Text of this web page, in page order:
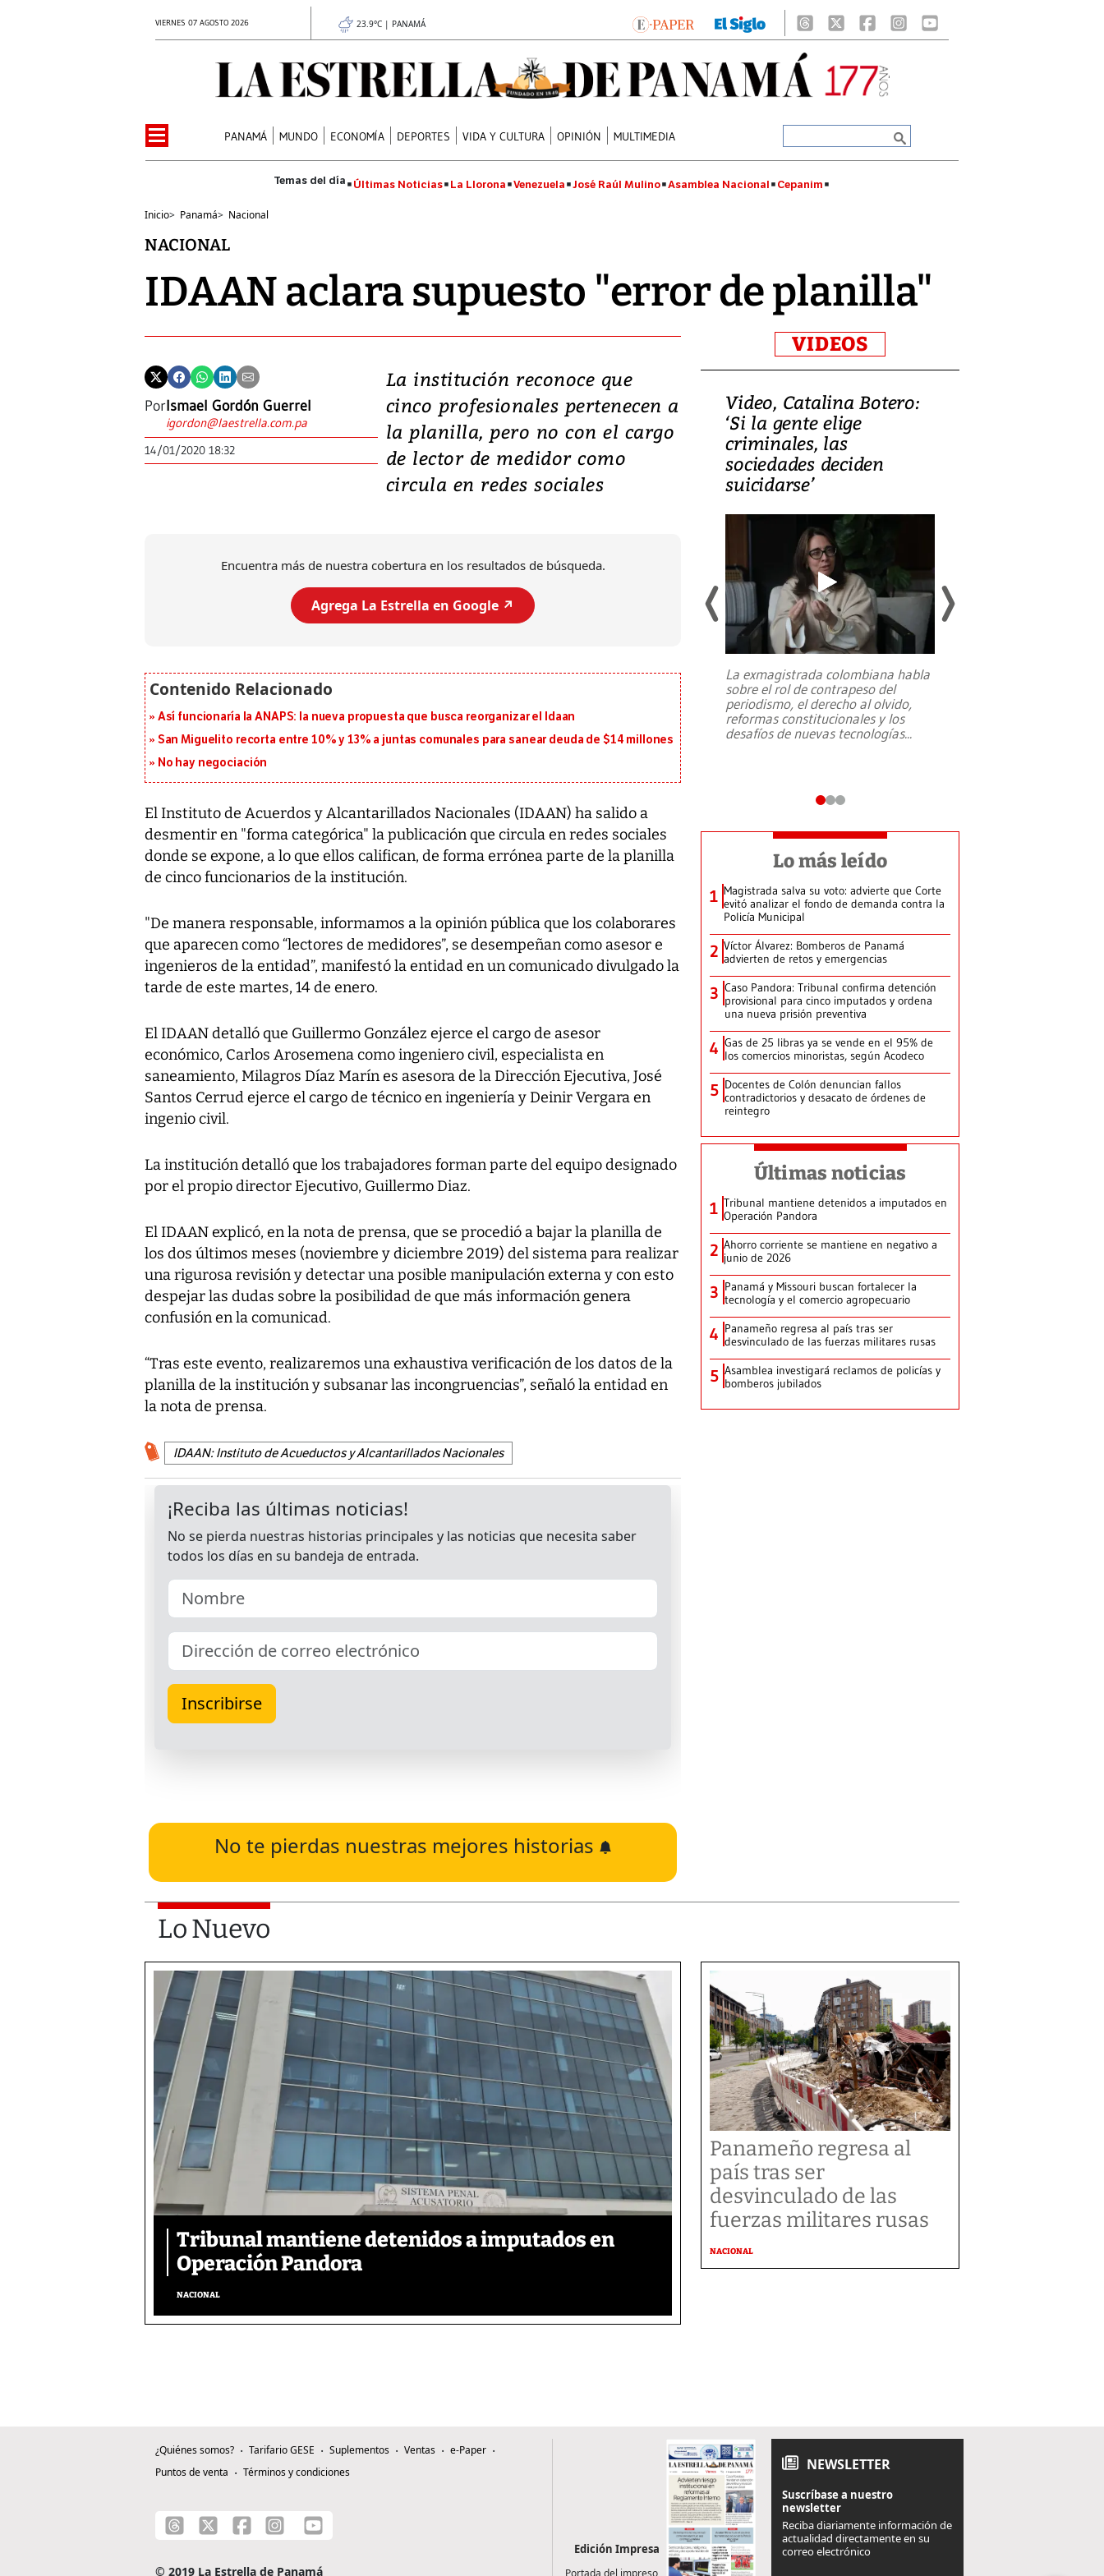
VIERNES 07 AGOSTO 2026 23.9°C | PANAMÁ
PANAMÁ MUNDO ECONOMÍA DEPORTES VIDA Y CULTURA OPINIÓN MULTIMEDIA
Últimas Noticias La Llorona Venezuela José Raúl Mulino Asamblea Nacional Cepanim
Inicio> Panamá> Nacional
NACIONAL
IDAAN aclara supuesto "error de planilla"
PorIsmael Gordón Guerrel
igordon@laestrella.com.pa
14/01/2020 18:32
La institución reconoce que
cinco profesionales pertenecen a
la planilla, pero no con el cargo
de lector de medidor como
circula en redes sociales
Encuentra más de nuestra cobertura en los resultados de búsqueda.
Agrega La Estrella en Google ↗️
Así funcionaría la ANAPS: la nueva propuesta que busca reorganizar el Idaan
San Miguelito recorta entre 10% y 13% a juntas comunales para sanear deuda de $14 millones
No hay negociación
El Instituto de Acuerdos y Alcantarillados Nacionales (IDAAN) ha salido a
desmentir en "forma categórica" la publicación que circula en redes sociales
donde se expone, a lo que ellos califican, de forma errónea parte de la planilla
de cinco funcionarios de la institución.
"De manera responsable, informamos a la opinión pública que los colaborares
que aparecen como “lectores de medidores”, se desempeñan como asesor e
ingenieros de la entidad”, manifestó la entidad en un comunicado divulgado la
tarde de este martes, 14 de enero.
El IDAAN detalló que Guillermo González ejerce el cargo de asesor
económico, Carlos Arosemena como ingeniero civil, especialista en
saneamiento, Milagros Díaz Marín es asesora de la Dirección Ejecutiva, José
Santos Cerrud ejerce el cargo de técnico en ingeniería y Deinir Vergara en
ingenio civil.
La institución detalló que los trabajadores forman parte del equipo designado
por el propio director Ejecutivo, Guillermo Diaz.
El IDAAN explicó, en la nota de prensa, que se procedió a bajar la planilla de
los dos últimos meses (noviembre y diciembre 2019) del sistema para realizar
una rigurosa revisión y detectar una posible manipulación externa y con esto
despejar las dudas sobre la posibilidad de que más información genera
confusión en la comunicad.
“Tras este evento, realizaremos una exhaustiva verificación de los datos de la
planilla de la institución y subsanar las incongruencias”, señaló la entidad en
la nota de prensa.
IDAAN: Instituto de Acueductos y Alcantarillados Nacionales
No te pierdas nuestras mejores historias
VIDEOS
Video, Japón: Terremoto
deja heridos y graves
daños en Kumamoto
al sur de Japón, provocando una
Video, Catalina Botero:
‘Si la gente elige
criminales, las
sociedades deciden
suicidarse’
La exmagistrada colombiana habla
sobre el rol de contrapeso del
periodismo, el derecho al olvido,
reformas constitucionales y los
desafíos de nuevas tecnologías...
Lo más leído
1 Magistrada salva su voto: advierte que Corte
evitó analizar el fondo de demanda contra la
Policía Municipal
2 Víctor Álvarez: Bomberos de Panamá
advierten de retos y emergencias
3 Caso Pandora: Tribunal confirma detención
provisional para cinco imputados y ordena
una nueva prisión preventiva
4 Gas de 25 libras ya se vende en el 95% de
los comercios minoristas, según Acodeco
5 Docentes de Colón denuncian fallos
contradictorios y desacato de órdenes de
reintegro
Últimas noticias
1 Tribunal mantiene detenidos a imputados en
Operación Pandora
2 Ahorro corriente se mantiene en negativo a
junio de 2026
3 Panamá y Missouri buscan fortalecer la
tecnología y el comercio agropecuario
4 Panameño regresa al país tras ser
desvinculado de las fuerzas militares rusas
5 Asamblea investigará reclamos de policías y
bomberos jubilados
Lo Nuevo
Tribunal mantiene detenidos a imputados en
Operación Pandora
NACIONAL
Panameño regresa al
país tras ser
desvinculado de las
fuerzas militares rusas
NACIONAL
¿Quiénes somos? Tarifario GESE Suplementos Ventas
e-Paper
Puntos de venta
Términos y condiciones
© 2019 La Estrella de Panamá
Edición Impresa
NEWSLETTER
Suscríbase a nuestro
newsletter
Reciba diariamente información de
actualidad directamente en su
correo electrónico